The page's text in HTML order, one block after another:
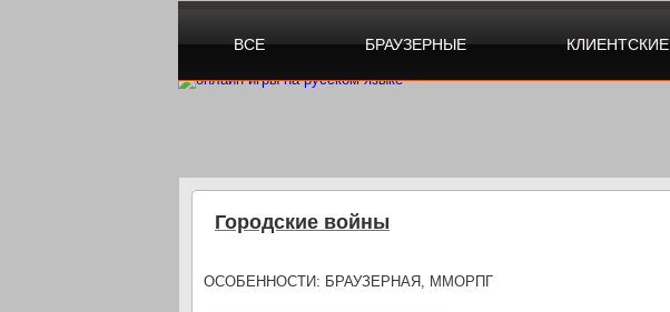
ВСЕ БРАУЗЕРНЫЕ КЛИЕНТСКИЕ
Городские войны
ОСОБЕННОСТИ: БРАУЗЕРНАЯ, ММОРПГ